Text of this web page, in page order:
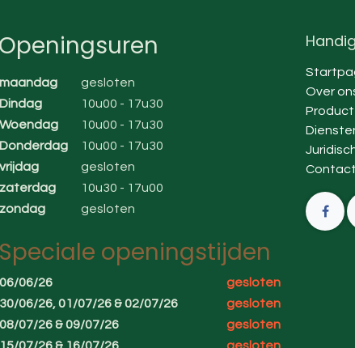
Openingsuren
maandag
gesloten
Dindag
10u00 - 17u30
Woendag
10u00 - 17u30
Donderdag
10u00 - 17u30
vrijdag
gesloten
zaterdag
10u30 - 17u00
zondag
gesloten
Speciale openingstijden
06/06/26
gesloten
30/06/26, 01/07/26 & 02/07/26
gesloten
08/07/26 & 09/07/26
gesloten
Over
Contact